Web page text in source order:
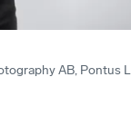
AB, Pontus